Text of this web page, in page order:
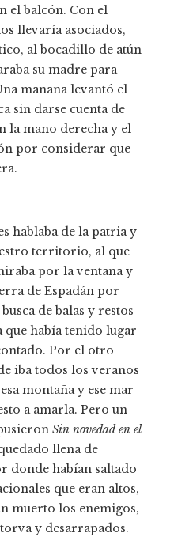
el balcón. Con el
llevaría asociados,
al bocadillo de atún
su madre para
mañana levantó el
sin darse cuenta de
la mano derecha y el
por considerar que
hablaba de la patria y
territorio, al que
por la ventana y
de Espadán por
de balas y restos
que había tenido lugar
Por el otro
iba todos los veranos
montaña y ese mar
a amarla. Pero un
Sin novedad en el
llena de
donde habían saltado
que eran altos,
muerto los enemigos,
y desarrapados.